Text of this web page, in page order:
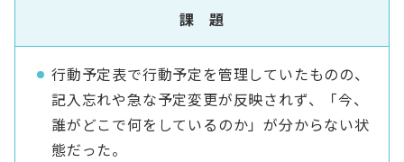
課 題
行動予定表で行動予定を管理していたものの、
記入忘れや急な予定変更が反映されず、「今、
誰がどこで何をしているのか」が分からない状
態だった。